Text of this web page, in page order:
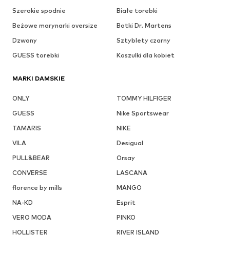
Szerokie spodnie
Białe torebki
Beżowe marynarki oversize
Botki Dr. Martens
Dzwony
Sztyblety czarny
GUESS torebki
Koszulki dla kobiet
MARKI DAMSKIE
ONLY
TOMMY HILFIGER
GUESS
Nike Sportswear
TAMARIS
NIKE
VILA
Desigual
PULL&BEAR
Orsay
CONVERSE
LASCANA
florence by mills
MANGO
NA-KD
Esprit
VERO MODA
PINKO
HOLLISTER
RIVER ISLAND